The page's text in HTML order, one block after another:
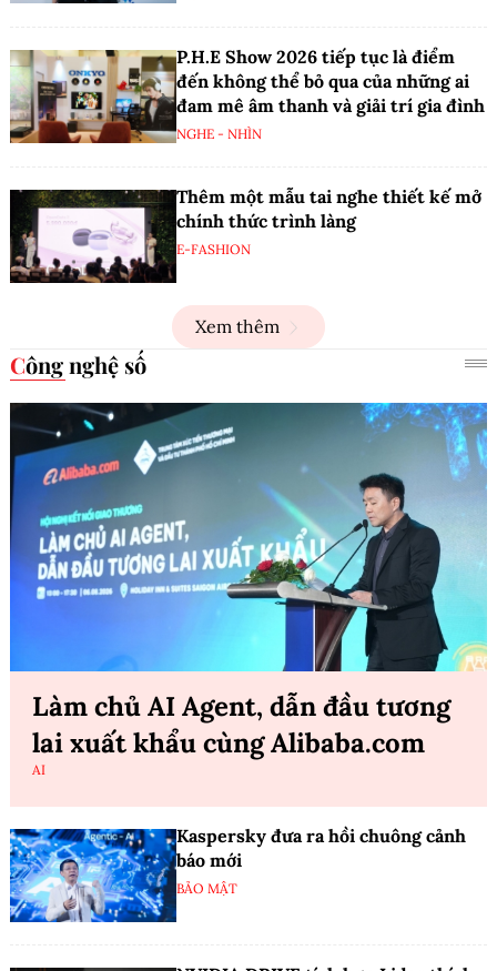
P.H.E Show 2026 tiếp tục là điểm
đến không thể bỏ qua của những ai
đam mê âm thanh và giải trí gia đình
NGHE - NHÌN
Thêm một mẫu tai nghe thiết kế mở
chính thức trình làng
E-FASHION
Xem thêm
Công nghệ số
Làm chủ AI Agent, dẫn đầu tương
lai xuất khẩu cùng Alibaba.com
AI
Kaspersky đưa ra hồi chuông cảnh
báo mới
BẢO MẬT